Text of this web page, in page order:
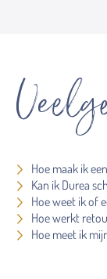
Hoe maak ik
Kan ik Durea
Hoe weet ik of
Hoe werkt
Hoe meet ik